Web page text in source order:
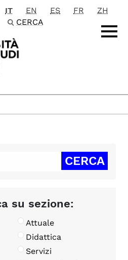
principale
IT EN ES FR
ZH
CERCA
su sezione:
Attuale
Didattica
Servizi